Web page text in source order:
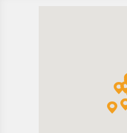
EDICIÓN ANTERIOR